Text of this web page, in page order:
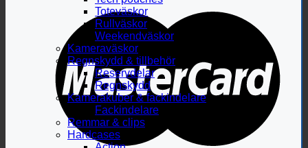
Toteväskor
Rullväskor
Weekendväskor
Kameraväskor
Regnskydd & tillbehör
Reservdelar
Regnskydd
Kamerakuber & fackindelare
Fackindelare
Remmar & clips
Hardcases